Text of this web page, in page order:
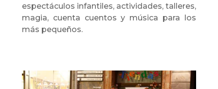
espectáculos infantiles, actividades, talleres,
magia, cuenta cuentos y música para los
más pequeños.